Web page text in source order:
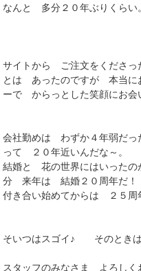
なんと 多分２０年ぶりくらい
サイトから ご注文をくださ
とは あったのですが 本当に
ーで からっとした笑顔にお
会社勤めは わずか４年弱だ
って ２０年近いんだな～。
結婚と 花の世界にはいった
分 来年は 結婚２０周年だ！
付き合い始めてからは ２５周
そいつはスゴイ♪ そのとき
スタッフのみなさま よろしく